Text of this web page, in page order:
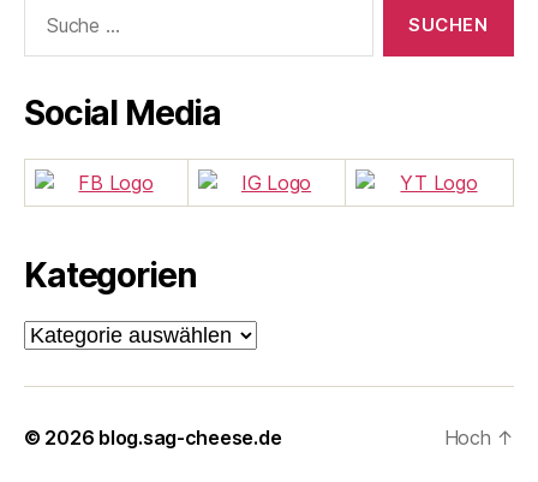
nach:
Social Media
Kategorien
Kategorien
© 2026 blog.sag-cheese.de Hoch ↑